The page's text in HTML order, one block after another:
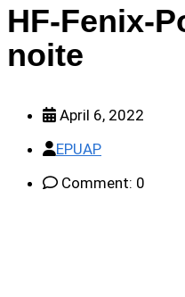
HF-Fenix-
noite
April 6, 2022
EPUAP
Comment: 0